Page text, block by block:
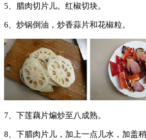
5、腊肉切片儿。红椒切块。
6、炒锅倒油，炒香蒜片和花椒粒。
7、下莲藕片煸炒至八成熟。
8、下腊肉片儿，加上一点儿水，加盖